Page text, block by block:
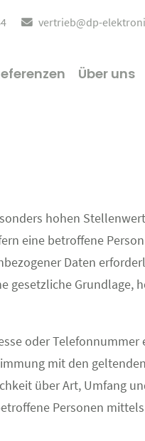
vertrieb@dp-
Über uns
hohen
eine betroffene
Daten
gesetzliche Grundlage,
oder
mit den
über Art, Umfang
Personen